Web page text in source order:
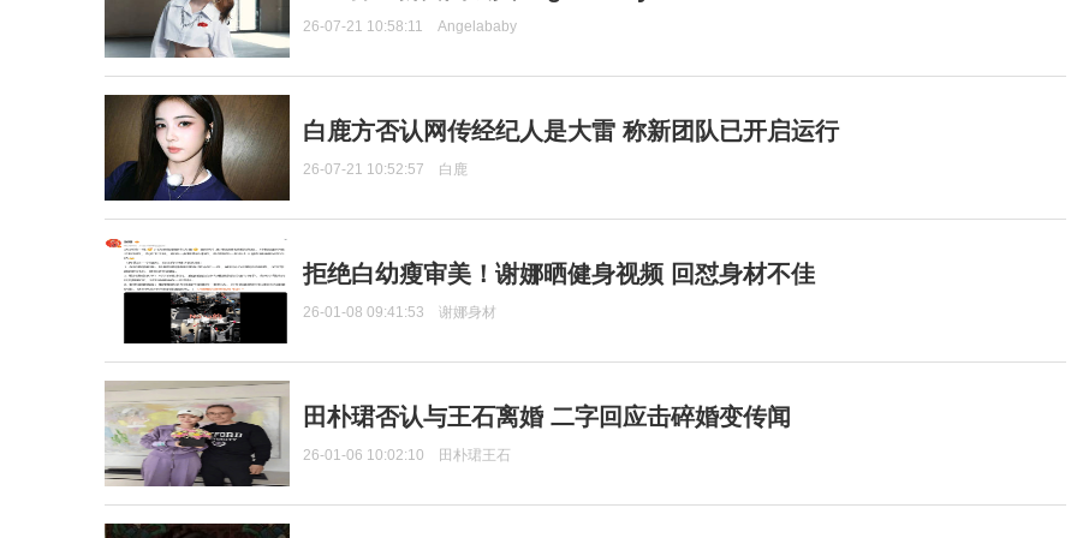
26-07-21 10:58:11 Angelababy
白鹿方否认网传经纪人是大雷 称新团队已开启运行
26-07-21 10:52:57 白鹿
拒绝白幼瘦审美！谢娜晒健身视频 回怼身材不佳
26-01-08 09:41:53 谢娜身材
田朴珺否认与王石离婚 二字回应击碎婚变传闻
26-01-06 10:02:10 田朴珺王石